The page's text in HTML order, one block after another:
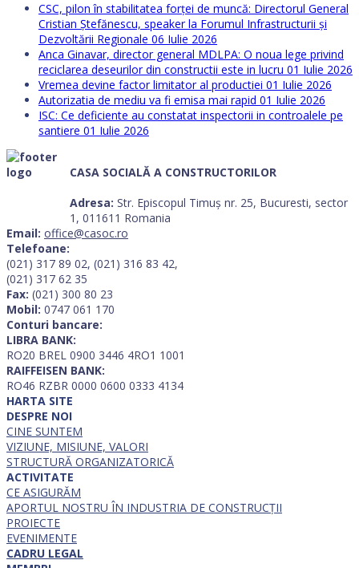
CSC, pilon în stabilitatea forței de muncă: Directorul General
Cristian Ștefănescu, speaker la Forumul Infrastructurii și
Dezvoltării Regionale 06 Iulie 2026
Anca Ginavar, director general MDLPA: O noua lege privind
reciclarea deseurilor din constructii este in lucru 01 Iulie 2026
Vremea devine factor limitator al productiei 01 Iulie 2026
Autorizatia de mediu va fi emisa mai rapid 01 Iulie 2026
ISC: Ce deficiente au constatat inspectorii in controalele pe
santiere 01 Iulie 2026
CASA SOCIALĂ A CONSTRUCTORILOR
Adresa: Str. Episcopul Timuș nr. 25, Bucuresti, sector
1, 011611 Romania
Email: office@casoc.ro
Telefoane:
(021) 317 89 02, (021) 316 83 42,
(021) 317 62 35
Fax: (021) 300 80 23
Mobil: 0747 061 170
Conturi bancare:
LIBRA BANK:
RO20 BREL 0900 3446 4RO1 1001
RAIFFEISEN BANK:
RO46 RZBR 0000 0600 0333 4134
HARTA SITE
DESPRE NOI
CINE SUNTEM
VIZIUNE, MISIUNE, VALORI
STRUCTURĂ ORGANIZATORICĂ
ACTIVITATE
CE ASIGURĂM
APORTUL NOSTRU ÎN INDUSTRIA DE CONSTRUCȚII
PROIECTE
EVENIMENTE
CADRU LEGAL